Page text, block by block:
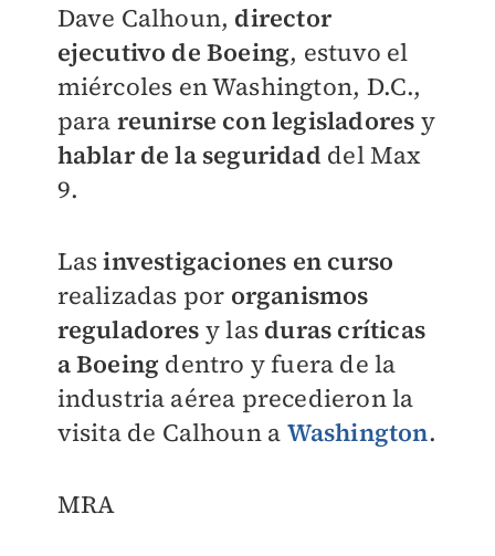
Dave Calhoun, director
ejecutivo de Boeing, estuvo el
miércoles en Washington, D.C.,
para reunirse con legisladores y
hablar de la seguridad del Max
9.
Lasinvestigaciones en curso
realizadas por organismos
reguladores y las duras críticas
a Boeing dentro y fuera de la
industria aérea precedieron la
visita de Calhoun a Washington.
MRA